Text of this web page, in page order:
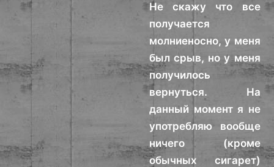
Не скажу что все
получается
молниеносно, у меня
был срыв, но у меня
получилось
вернуться. На
данный момент я не
употребляю вообще
ничего (кроме
обычных сигарет)